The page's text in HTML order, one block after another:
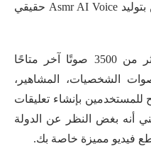
الأفضل، حيث يسمح للمستخدمين بتوليد Asmr AI Voice حقيقي
أفضل ما في الأمر أن هناك أكثر من 3500 صوتًا آخر متاحًا
الشخصيات، المشاهير،
بإنشاء تعليقات
لغة، مما يعني أنه بغض النظر عن الدولة
فيديو مميزة خاصة بك.